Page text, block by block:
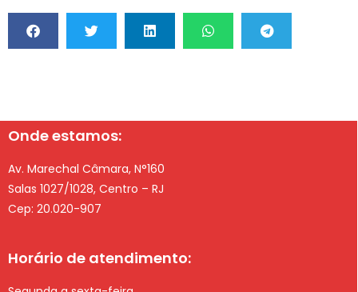
Onde estamos:
Av. Marechal Câmara, N°160
Salas 1027/1028, Centro – RJ
Cep: 20.020-907
Horário de atendimento: